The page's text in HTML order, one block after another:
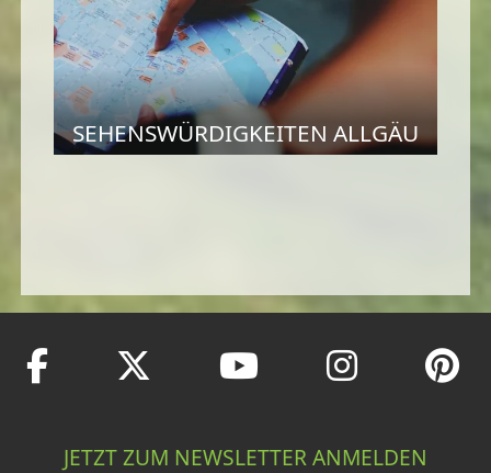
SEHENSWÜRDIGKEITEN ALLGÄU
JETZT ZUM NEWSLETTER ANMELDEN